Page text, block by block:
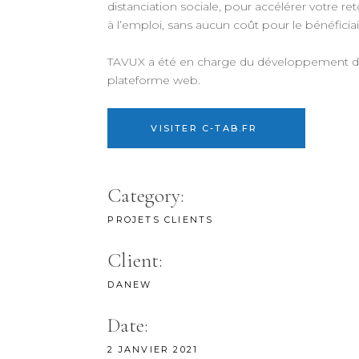
distanciation sociale, pour accélérer votre
à l’emploi, sans aucun coût pour le
TAVUX a été en charge du développement
plateforme web.
VISITER C-TAB.FR
Category:
PROJETS CLIENTS
Client:
DANEW
Date:
2 JANVIER 2021